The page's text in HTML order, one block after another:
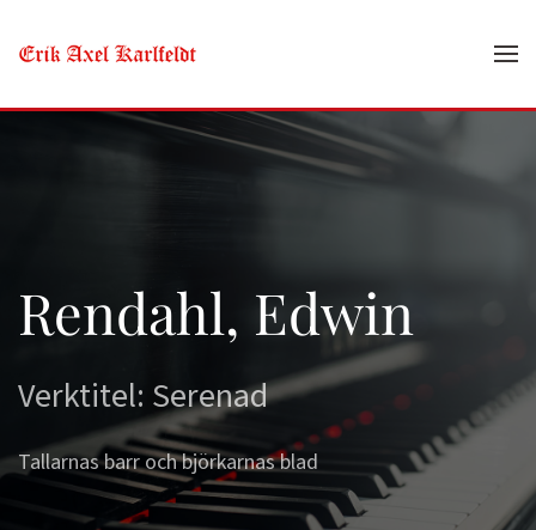
Skip to main content
Rendahl, Edwin
Verktitel: Serenad
Tallarnas barr och björkarnas blad